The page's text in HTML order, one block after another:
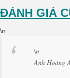
ĐÁNH GIÁ
\n
\n
Anh Hoàng